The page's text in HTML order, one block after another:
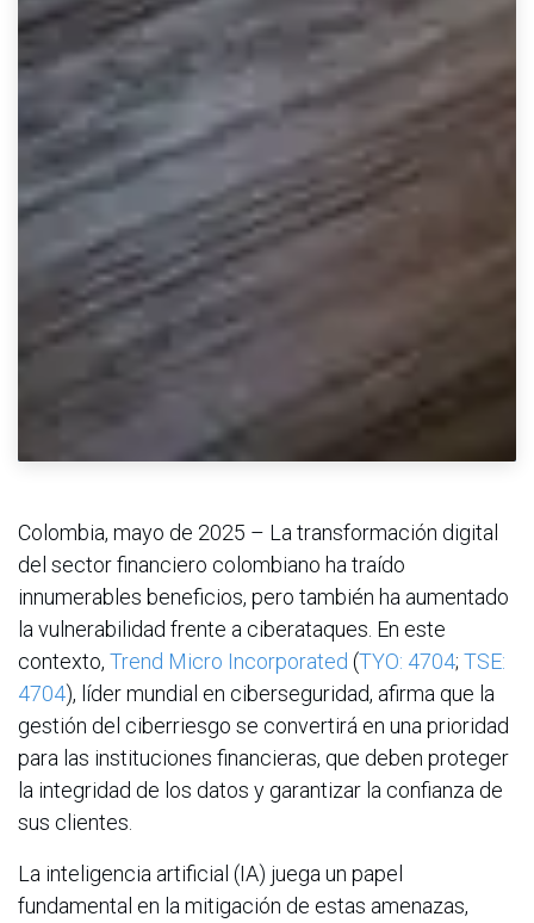
Colombia, mayo de 2025 – La transformación digital
del sector financiero colombiano ha traído
innumerables beneficios, pero también ha aumentado
la vulnerabilidad frente a ciberataques. En este
contexto, Trend Micro Incorporated (TYO: 4704; TSE:
4704), líder mundial en ciberseguridad, afirma que la
gestión del ciberriesgo se convertirá en una prioridad
para las instituciones financieras, que deben proteger
la integridad de los datos y garantizar la confianza de
sus clientes.
La inteligencia artificial (IA) juega un papel
fundamental en la mitigación de estas amenazas,